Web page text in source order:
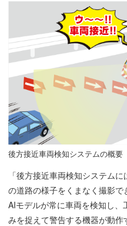
後方接近車両検知システムの概
「後方接近車両検知システム
の道路の様子をくまなく撮影
AIモデルが常に車両を検知し
みを捉えて警告する機器が動作